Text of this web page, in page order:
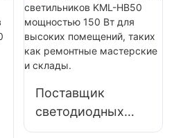
мощностью 100
Вт для высоких
пролетов,
внутреннего
освещения
фабрик, складов и
Поставщик
светодиодных
светильников